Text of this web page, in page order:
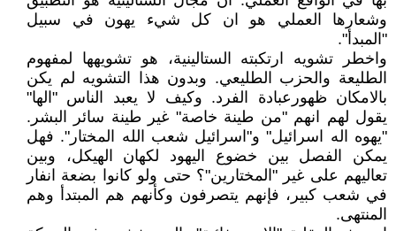
وشعارها العملي هو ان كل شيء يهون في سبيل
"المبدأ".
واخطر تشويه ارتكبته الستالينية، هو تشويهها لمفهوم
الطليعة والحزب الطليعي. وبدون هذا التشويه لم يكن
بالامكان ظهورعبادة الفرد. وكيف لا يعبد الناس "الها"
يقول لهم انهم "من طينة خاصة" غير طينة سائر البشر.
"يهوه اله اسرائيل" و"اسرائيل شعب الله المختار". فهل
يمكن الفصل بين خضوع اليهود لكهان الهيكل، وبين
تعاليهم على غير "المختارين"؟ حتى ولو كانوا بضعة انفار
في شعب كبير، فإنهم يتصرفون وكأنهم هم المبتدأ وهم
المنتهى.